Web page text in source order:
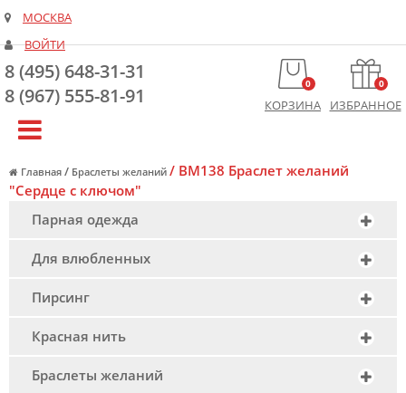
МОСКВА
ВОЙТИ
8 (495) 648-31-31
8 (967) 555-81-91
0
КОРЗИНА
0
ИЗБРАННОЕ
Главная / Браслеты желаний / BM138 Браслет желаний
"Сердце с ключом"
Парная одежда
Для влюбленных
Пирсинг
Красная нить
Браслеты желаний